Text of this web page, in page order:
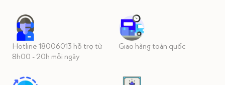
Hotline 18006013 hỗ trợ từ
8h00 - 20h mỗi ngày
Giao hàng toàn quốc